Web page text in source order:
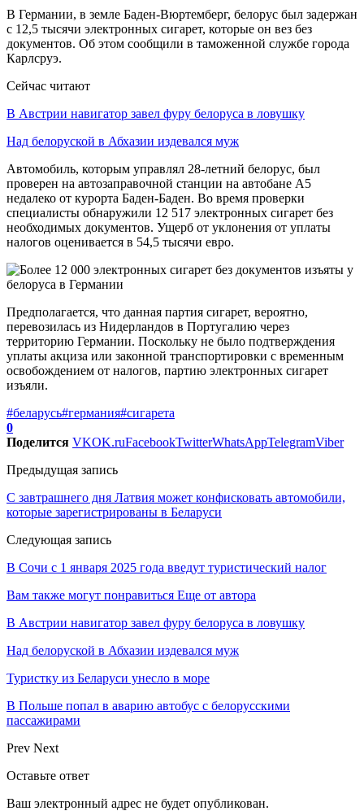
В Германии, в земле Баден-Вюртемберг, белорус был задержан
с 12,5 тысячи электронных сигарет, которые он вез без
документов. Об этом сообщили в таможенной службе города
Карлсруэ.
Сейчас читают
В Австрии навигатор завел фуру белоруса в ловушку
Над белоруской в Абхазии издевался муж
Автомобиль, которым управлял 28-летний белорус, был
проверен на автозаправочной станции на автобане А5
недалеко от курорта Баден-Баден. Во время проверки
специалисты обнаружили 12 517 электронных сигарет без
необходимых документов. Ущерб от уклонения от уплаты
налогов оценивается в 54,5 тысячи евро.
Предполагается, что данная партия сигарет, вероятно,
перевозилась из Нидерландов в Португалию через
территорию Германии. Поскольку не было подтверждения
уплаты акциза или законной транспортировки с временным
освобождением от налогов, партию электронных сигарет
изъяли.
#беларусь#германия#сигарета
0
Поделится VKOK.ruFacebookTwitterWhatsAppTelegramViber
Предыдущая запись
С завтрашнего дня Латвия может конфисковать автомобили,
которые зарегистрированы в Беларуси
Следующая запись
В Сочи с 1 января 2025 года введут туристический налог
Вам также могут понравиться Еще от автора
В Австрии навигатор завел фуру белоруса в ловушку
Над белоруской в Абхазии издевался муж
Туристку из Беларуси унесло в море
В Польше попал в аварию автобус с белорусскими
пассажирами
Prev Next
Оставьте ответ
Ваш электронный адрес не будет опубликован.